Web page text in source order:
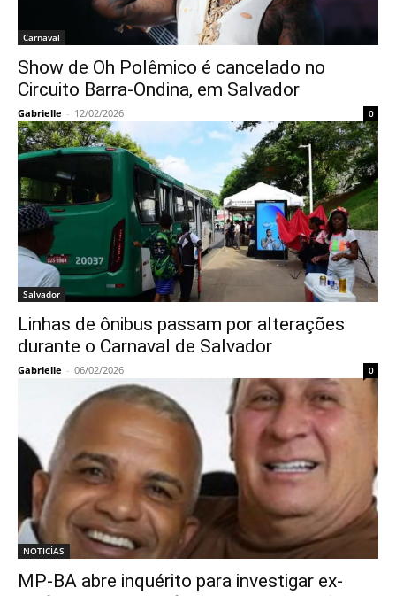
Carnaval
Show de Oh Polêmico é cancelado no
Circuito Barra-Ondina, em Salvador
Gabrielle - 12/02/2026 0
Salvador
Linhas de ônibus passam por alterações
durante o Carnaval de Salvador
Gabrielle - 06/02/2026 0
NOTICÍAS
MP-BA abre inquérito para investigar ex-